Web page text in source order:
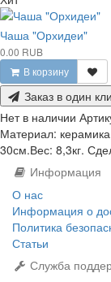
Чаша "Орхидеи"
0.00 RUB
В корзину
Заказ в один
Нет в наличии
Материал:
30см.Вес: 8,3кг.
Информация
О нас
Информация о
Политика
Статьи
Служба